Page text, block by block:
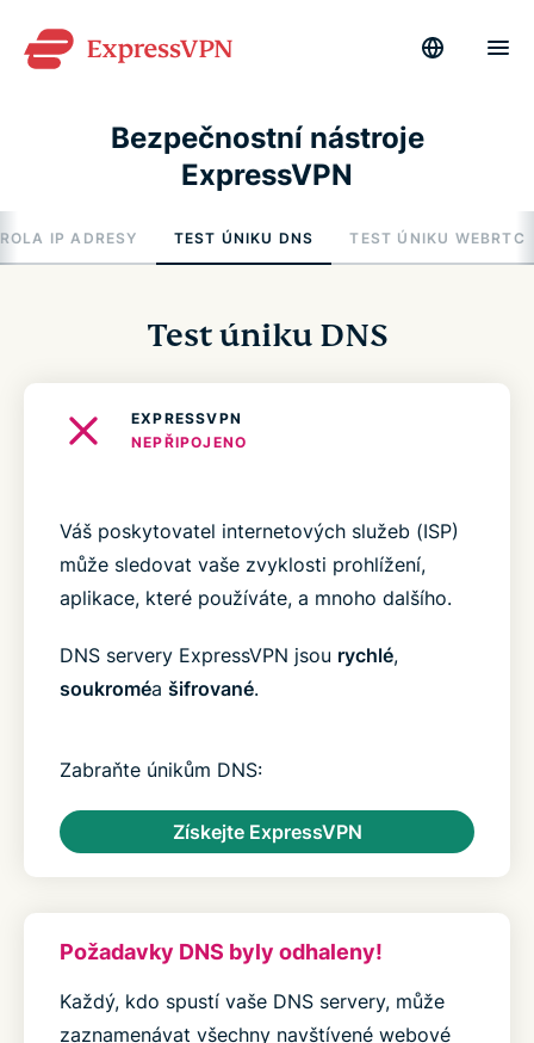
Bezpečnostní nástroje
ExpressVPN
IP ADRESY TEST ÚNIKU DNS TEST ÚNIKU WEBRTC
Test úniku DNS
EXPRESSVPN
NEPŘIPOJENO
Váš poskytovatel internetových služeb (ISP)
může sledovat vaše zvyklosti prohlížení,
aplikace, které používáte, a mnoho dalšího.
DNS servery ExpressVPN jsou rychlé,
soukroméa šifrované.
Zabraňte únikům DNS:
Získejte ExpressVPN
Požadavky DNS byly odhaleny!
Každý, kdo spustí vaše DNS servery, může
zaznamenávat všechny navštívené webové